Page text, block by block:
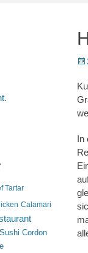
In
Tartar
Calamari
Cordon